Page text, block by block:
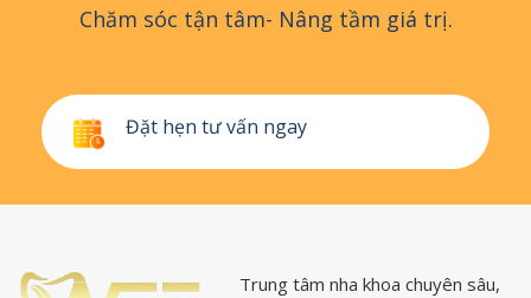
Chăm sóc tận tâm- Nâng tầm giá trị.
Đặt hẹn tư vấn ngay
Trung tâm nha khoa chuyên sâu,